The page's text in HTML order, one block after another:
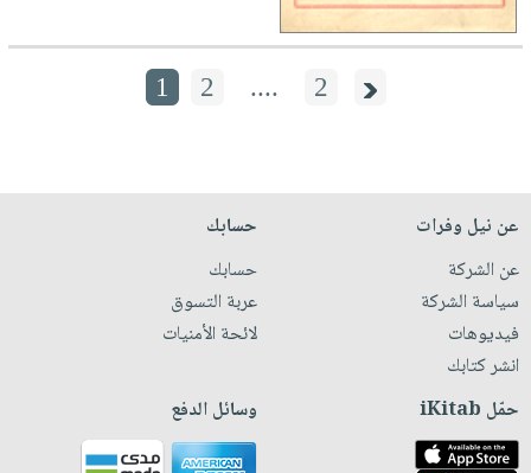
1 2 .... 2
عن نيل وفرات
عن الشركة
سياسة الشركة
فيديوهات
انشر كتابك
حسابك
حسابك
عربة التسوق
لائحة الأمنيات
حمّل iKitab وسائل الدفع